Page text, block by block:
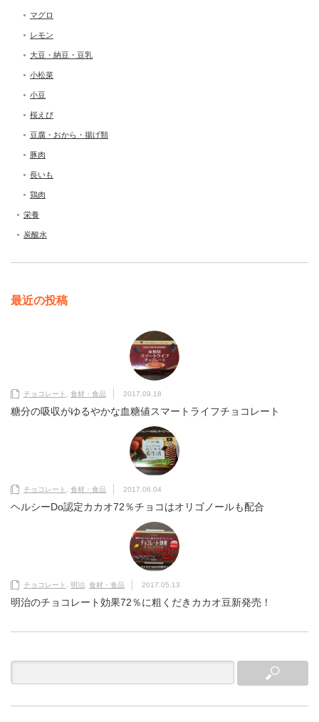
マグロ
レモン
大豆・納豆・豆乳
小松菜
小豆
桜えび
豆腐・おから・揚げ類
豚肉
長いも
鶏肉
栄養
炭酸水
最近の投稿
チョコレート 食材・食品 2017.09.18
糖分の吸収がゆるやかな血糖値スマートライフチョコレート
チョコレート 食材・食品 2017.06.04
ヘルシーDo認定カカオ72％チョコはオリゴノールも配合
チョコレート 明治 食材・食品 2017.05.13
明治のチョコレート効果72％に粗くだきカカオ豆新発売！